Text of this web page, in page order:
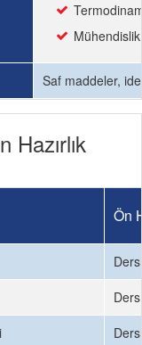
Saf maddeler,
Hazırlık
Ön